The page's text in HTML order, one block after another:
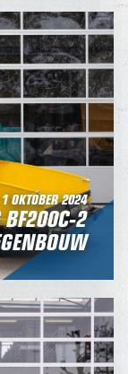
1 OKTOBER 2024
BF200C-2